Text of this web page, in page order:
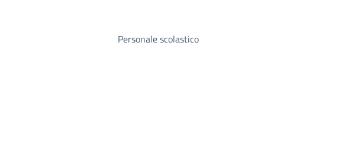
Personale scolastico